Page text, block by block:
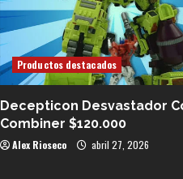
Productos destacados
Decepticon Desvastador
Combiner $120.000
Alex Rioseco abril 27, 2026